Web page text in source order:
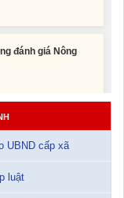
đánh giá Nông
lao động năm
2026
UBND cấp xã
luật